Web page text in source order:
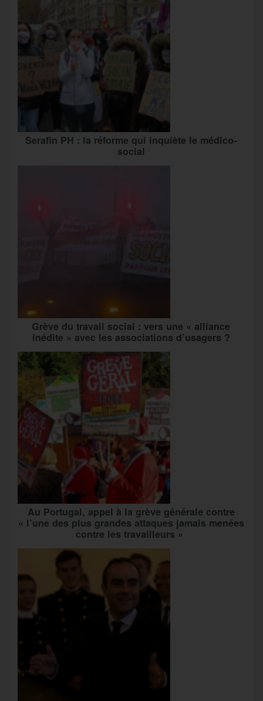
Serafin PH : la réforme qui inquiète le médico-
social
Grève du travail social : vers une « alliance
inédite » avec les associations d’usagers ?
Au Portugal, appel à la grève générale contre
« l’une des plus grandes attaques jamais menées
contre les travailleurs »